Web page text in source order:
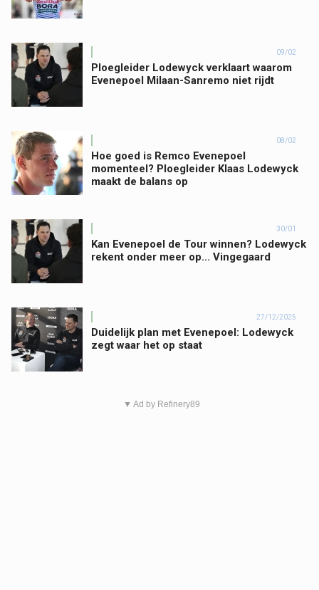
09/02
Ploegleider Lodewyck verklaart waarom
Evenepoel Milaan-Sanremo niet rijdt
08/02
Hoe goed is Remco Evenepoel
momenteel? Ploegleider Klaas Lodewyck
maakt de balans op
30/01
Kan Evenepoel de Tour winnen? Lodewyck
rekent onder meer op... Vingegaard
27/12/2025
Duidelijk plan met Evenepoel: Lodewyck
zegt waar het op staat
▼ Ad by Refinery89